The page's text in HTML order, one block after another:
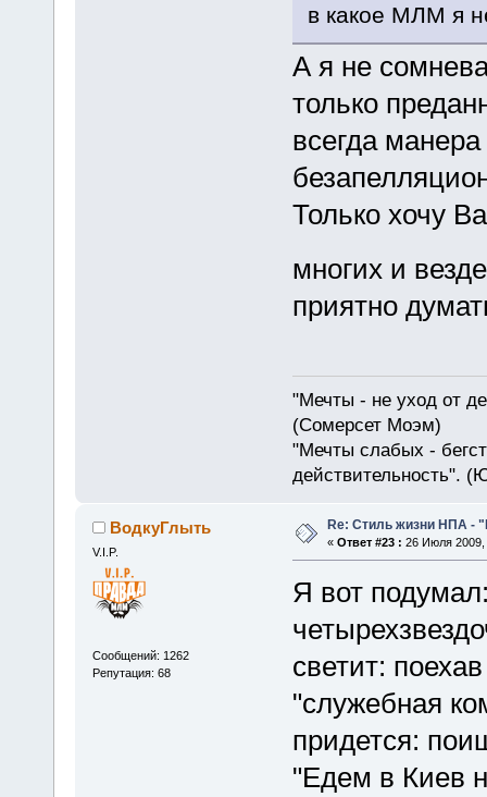
в какое МЛМ я
А я не
только
всегда
Только хочу
многих и
приятно
"Мечты - не уход от
(Сомерсет Моэм)
"Мечты слабых -
действительность".
ВодкуГлыть
V.I.P.
Сообщений: 1262
Репутация: 68
Re: Стиль жизни НПА -
« Ответ #23 : 26 Июля 2009,
Я вот
светит:
"служебная
придется:
"Едем в Киев